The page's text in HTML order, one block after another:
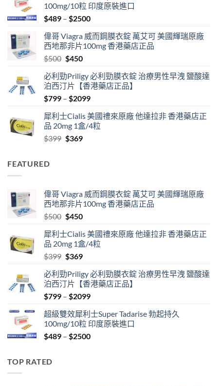
100mg/10粒 印度原裝進口
$489 – $2500Price
$489
through
偉哥 Viagra 威而鋼膜衣錠 萬艾可 美國輝瑞原廠
西地那非片100mg 香港藥店正品
$500 Original
was:
$500.
$450Current
is:
$450.
必利勁Priligy 必利勁膜衣錠 治療男性早洩 鹽酸達
泊西汀片【香港藥店正品】
$799 – $2099Price
$799
through
犀利士Cialis 美國禮來原廠 他達拉非 香港藥店正
品 20mg 1盒/4粒
$399 Original
$369Current
FEATURED
偉哥 Viagra 威而鋼膜衣錠 萬艾可 美國輝瑞原廠
西地那非片100mg 香港藥店正品
$500 Original
was:
$500.
$450Current
is:
$450.
犀利士Cialis 美國禮來原廠 他達拉非 香港藥店正
品 20mg 1盒/4粒
$399 Original
was:
$399.
$369Current
is:
$369.
必利勁Priligy 必利勁膜衣錠 治療男性早洩 鹽酸達
泊西汀片【香港藥店正品】
$799 – $2099Price
$799
through
$2099
超級雙效犀利士Super Tadarise 勃起持久
100mg/10粒 印度原裝進口
$489 – $2500Price
TOP RATED